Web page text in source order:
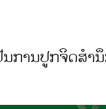
ການປູກຈິດສໍາ